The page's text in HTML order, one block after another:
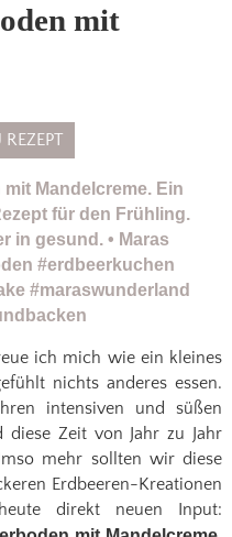
mit
REZEPT
ich mich wie ein kleines
nichts anderes essen.
intensiven und süßen
diese Zeit von Jahr zu Jahr
mehr sollten wir diese
Erdbeeren-Kreationen
direkt neuen Input: